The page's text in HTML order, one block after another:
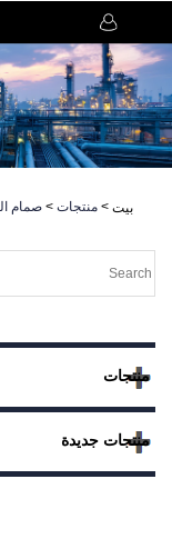
بيت > منتجات > صمام
منتجات
منتجات جديدة